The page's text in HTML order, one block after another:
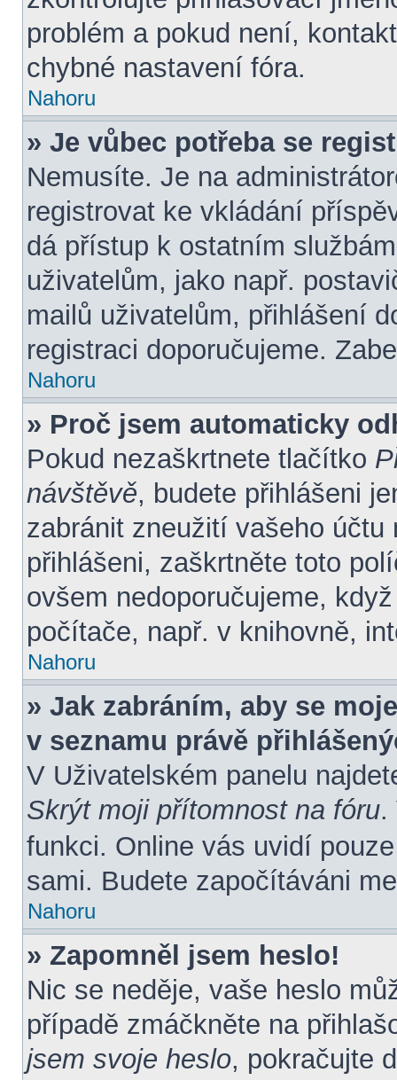
problém a pokud není,
chybné nastavení fóra.
Nahoru
» Je vůbec potřeba se
Nemusíte. Je na
registrovat ke vkládání
dá přístup k ostatním
uživatelům, jako např.
mailů uživatelům, přihlášení
registraci doporučujeme.
Nahoru
» Proč jsem automaticky
Pokud nezaškrtnete tlačítko
návštěvě, budete přihlášeni
zabránit zneužití vašeho
přihlášeni, zaškrtněte toto
ovšem nedoporučujeme,
počítače, např. v knihovně,
Nahoru
» Jak zabráním, aby se
v seznamu právě
V Uživatelském panelu
Skrýt moji přítomnost na fóru.
funkci. Online vás uvidí
sami. Budete započítáváni
Nahoru
» Zapomněl jsem heslo!
Nic se neděje, vaše heslo
případě zmáčkněte na
jsem svoje heslo, pokračujte